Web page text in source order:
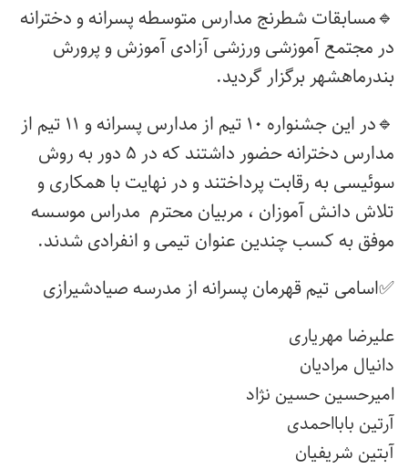
🔹مسابقات شطرنج مدارس متوسطه پسرانه و دخترانه
در مجتمع آموزشی ورزشی آزادی آموزش و پرورش
بندرماهشهر برگزار گردید.
🔹در این جشنواره ۱۰ تیم از مدارس پسرانه و ۱۱ تیم از
مدارس دخترانه حضور داشتند که در ۵ دور به روش
سوئیسی به رقابت پرداختند و در نهایت با همکاری و
تلاش دانش آموزان ، مربیان محترم مدراس موسسه
موفق به کسب چندین عنوان تیمی و انفرادی شدند.
✅اسامی تیم قهرمان پسرانه از مدرسه صیادشیرازی
علیرضا مهریاری
دانیال مرادیان
امیرحسین حسین نژاد
آرتین بابااحمدی
آبتین شریفیان